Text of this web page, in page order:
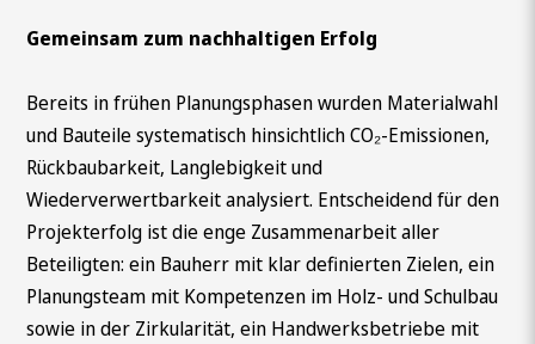
Gemeinsam zum nachhaltigen Erfolg
Bereits in frühen Planungsphasen wurden Materialwahl
und Bauteile systematisch hinsichtlich CO₂-Emissionen,
Rückbaubarkeit, Langlebigkeit und
Wiederverwertbarkeit analysiert. Entscheidend für den
Projekterfolg ist die enge Zusammenarbeit aller
Beteiligten: ein Bauherr mit klar definierten Zielen, ein
Planungsteam mit Kompetenzen im Holz- und Schulbau
sowie in der Zirkularität, ein Handwerksbetriebe mit